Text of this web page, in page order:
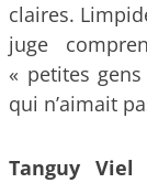
claires.
juge
« petites gens
qui n’aimait
Tanguy Viel